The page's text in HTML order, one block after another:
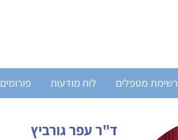
רשימת מטפלים לוח מודעות פורומים
ד"ר עפר גורביץ